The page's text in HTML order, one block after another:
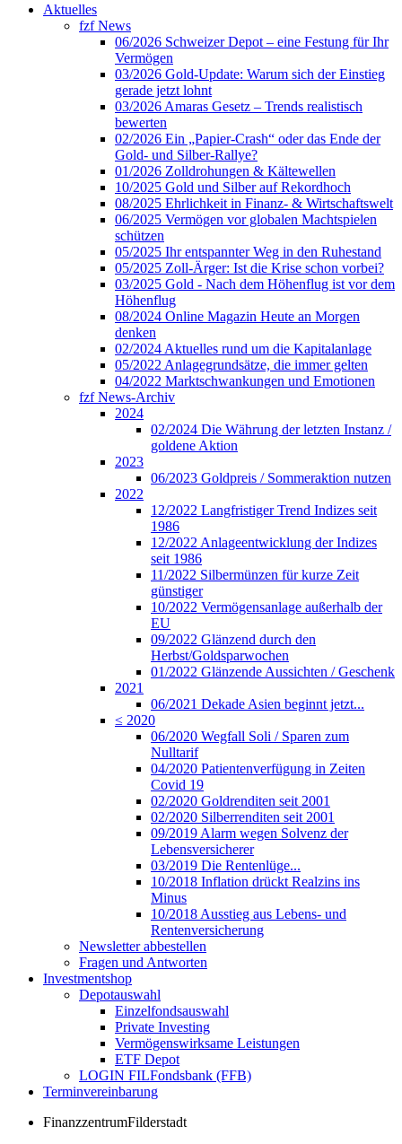
Aktuelles
fzf News
06/2026 Schweizer Depot – eine Festung für Ihr
Vermögen
03/2026 Gold-Update: Warum sich der Einstieg
gerade jetzt lohnt
03/2026 Amaras Gesetz – Trends realistisch
bewerten
02/2026 Ein „Papier-Crash“ oder das Ende der
Gold- und Silber-Rallye?
01/2026 Zolldrohungen & Kältewellen
10/2025 Gold und Silber auf Rekordhoch
08/2025 Ehrlichkeit in Finanz- & Wirtschaftswelt
06/2025 Vermögen vor globalen Machtspielen
schützen
05/2025 Ihr entspannter Weg in den Ruhestand
05/2025 Zoll-Ärger: Ist die Krise schon vorbei?
03/2025 Gold - Nach dem Höhenflug ist vor dem
Höhenflug
08/2024 Online Magazin Heute an Morgen
denken
02/2024 Aktuelles rund um die Kapitalanlage
05/2022 Anlagegrundsätze, die immer gelten
04/2022 Marktschwankungen und Emotionen
fzf News-Archiv
2024
02/2024 Die Währung der letzten Instanz /
goldene Aktion
2023
06/2023 Goldpreis / Sommeraktion nutzen
2022
12/2022 Langfristiger Trend Indizes seit
1986
12/2022 Anlageentwicklung der Indizes
seit 1986
11/2022 Silbermünzen für kurze Zeit
günstiger
10/2022 Vermögensanlage außerhalb der
EU
09/2022 Glänzend durch den
Herbst/Goldsparwochen
01/2022 Glänzende Aussichten / Geschenk
2021
06/2021 Dekade Asien beginnt jetzt...
≤ 2020
06/2020 Wegfall Soli / Sparen zum
Nulltarif
04/2020 Patientenverfügung in Zeiten
Covid 19
02/2020 Goldrenditen seit 2001
02/2020 Silberrenditen seit 2001
09/2019 Alarm wegen Solvenz der
Lebensversicherer
03/2019 Die Rentenlüge...
10/2018 Inflation drückt Realzins ins
Minus
10/2018 Ausstieg aus Lebens- und
Rentenversicherung
Newsletter abbestellen
Fragen und Antworten
Investmentshop
Depotauswahl
Einzelfondsauswahl
Private Investing
Vermögenswirksame Leistungen
ETF Depot
LOGIN FILFondsbank (FFB)
Terminvereinbarung
FinanzzentrumFilderstadt